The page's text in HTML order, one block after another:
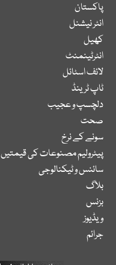
پاکستان
انٹر نیشنل
کھیل
انٹرٹینمنٹ
لائف اسٹائل
ٹاپ ٹرینڈ
دلچسپ و عجیب
صحت
سونے کے نرخ
پیٹرولیم مصنوعات کی قیمتیں
سائنس و ٹیکنالوجی
بلاگ
بزنس
ویڈیوز
جرائم